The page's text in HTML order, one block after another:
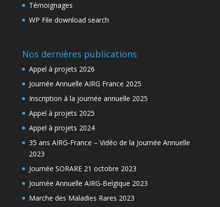
Témoignages
WP File download search
Nos dernières publications
Appel à projets 2026
Journée Annuelle AIRG France 2025
Inscription à la journée annuelle 2025
Appel à projets 2025
Appel à projets 2024
35 ans AIRG-France – Vidéo de la Journée Annuelle
2023
Journée SORARE 21 octobre 2023
Journée Annuelle AIRG-Belgique 2023
Marche des Maladies Rares 2023